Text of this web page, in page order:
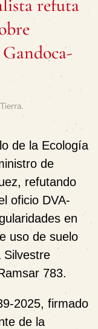
refuta
.
de la Ecología
de
refutando
oficio DVA-
en
uso de suelo
Silvestre
783.
2025, firmado
de la